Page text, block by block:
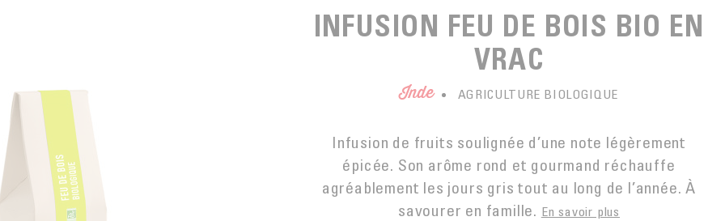
INFUSION FEU DE BOIS BIO EN
VRAC
Inde AGRICULTURE BIOLOGIQUE
Infusion de fruits soulignée d’une note légèrement
épicée. Son arôme rond et gourmand réchauffe
agréablement les jours gris tout au long de l’année. À
savourer en famille. En savoir plus